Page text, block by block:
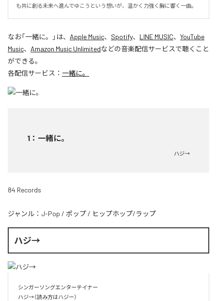
も共に創る未来へ進んでゆこうという想いが、温かく力強く胸に響く一曲。
なお「一緒に。 」は、 Apple Music、 Spotify、 LINE MUSIC、 YouTube
Music、 Amazon Music Unlimitedなどの音楽配信サービスで聴くこと
ができる。
各配信サービス： 一緒に。
1 ： 一緒に。
ハジ→
84 Records
ジャンル： J-Pop / ポップ / ヒップホップ/ラップ
ハジ→
シンガーソングエンターテイナー
ハジ→（読み方はハジー）